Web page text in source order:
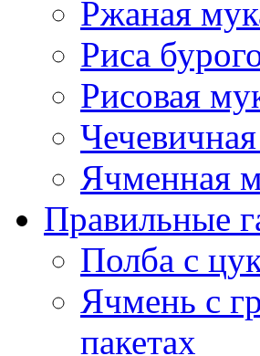
Ржаная
Риса
Рисовая
Ячменная
Правильные
Полба с
Ячмень с
пакетах